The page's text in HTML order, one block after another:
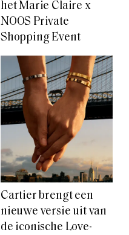
het Marie Claire x
NOOS Private
Shopping Event
Cartier brengt een
nieuwe versie uit van
de iconische Love-